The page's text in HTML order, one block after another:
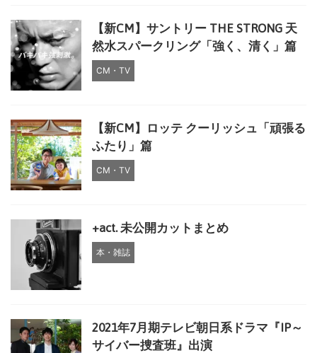
【新CM】サントリー THE STRONG 天
然水スパークリング「強く、清く」篇
CM・TV
【新CM】ロッテ クーリッシュ「頑張る
ふたり」篇
CM・TV
+act. 未公開カットまとめ
本・雑誌
2021年7月期テレビ朝日系ドラマ『IP～
サイバー捜査班』出演